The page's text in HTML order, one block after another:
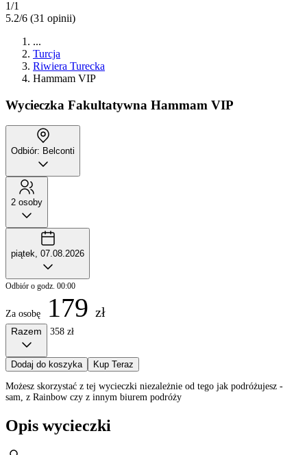
1/1
5.2/6 (31 opinii)
...
Turcja
Riwiera Turecka
Hammam VIP
Wycieczka Fakultatywna Hammam VIP
Odbiór: Belconti
2 osoby
piątek, 07.08.2026
Odbiór o godz. 00:00
Za osobę 179 zł
Razem 358 zł
Dodaj do koszyka Kup Teraz
Możesz skorzystać z tej wycieczki niezależnie od tego jak podróżujesz -
sam, z Rainbow czy z innym biurem podróży
Opis wycieczki